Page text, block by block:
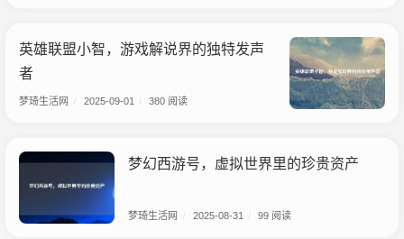
英雄联盟小智，游戏解说界的独特发声
者
梦琦生活网 2025-09-01 380 阅读
梦幻西游号，虚拟世界里的珍贵资产
梦琦生活网 2025-08-31 99 阅读